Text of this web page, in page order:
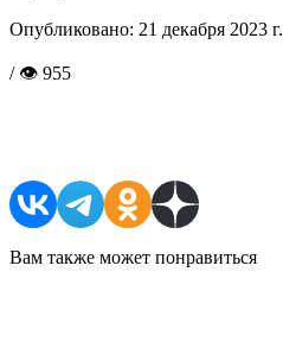
Опубликовано: 21 декабря 2023 г.
/ 👁 955
Вам также может понравиться